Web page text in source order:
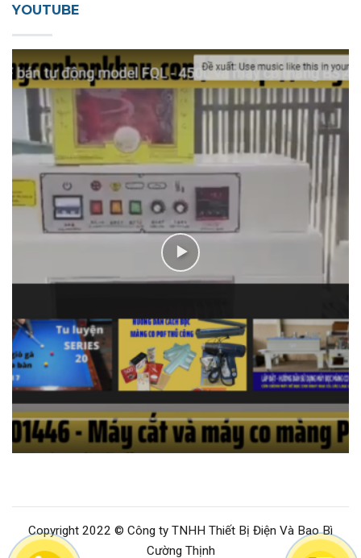
YOUTUBE
Copyright 2022 © Công ty TNHH Thiết Bị Điện Và Bao Bì
Cường Thịnh